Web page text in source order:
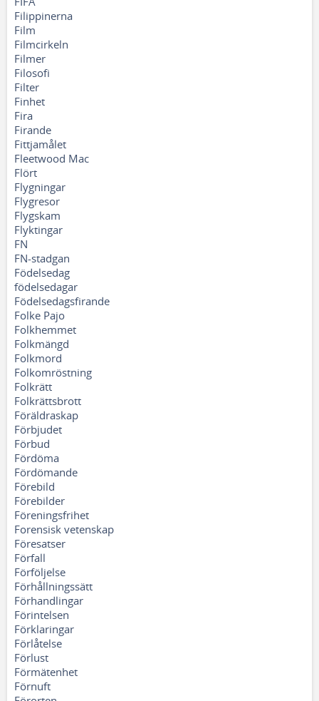
Filippinerna
Film
Filmcirkeln
Filmer
Filosofi
Filter
Finhet
Fira
Firande
Fittjamålet
Fleetwood Mac
Flört
Flygningar
Flygresor
Flygskam
Flyktingar
FN
FN-stadgan
Födelsedag
födelsedagar
Födelsedagsfirande
Folke Pajo
Folkhemmet
Folkmängd
Folkmord
Folkomröstning
Folkrätt
Folkrättsbrott
Föräldraskap
Förbjudet
Förbud
Fördöma
Fördömande
Förebild
Förebilder
Föreningsfrihet
Forensisk vetenskap
Föresatser
Förfall
Förföljelse
Förhållningssätt
Förhandlingar
Förintelsen
Förklaringar
Förlåtelse
Förlust
Förmätenhet
Förnuft